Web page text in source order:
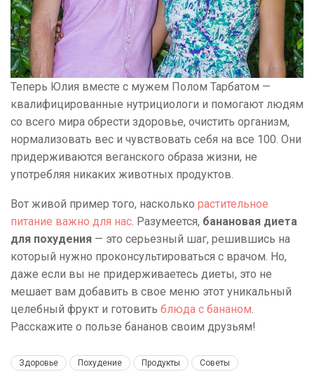
Теперь Юлия вместе с мужем Полом Тарбатом —
квалифицированные нутрициологи и помогают людям
со всего мира обрести здоровье, очистить организм,
нормализовать вес и чувствовать себя на все 100. Они
придерживаются веганского образа жизни, не
употребляя никаких животных продуктов.
Вот живой пример того, насколько растительное
питание важно для нас. Разумеется, банановая диета
для похудения — это серьезный шаг, решившись на
который нужно проконсультироваться с врачом. Но,
даже если вы не придерживаетесь диеты, это не
мешает вам добавить в свое меню этот уникальный
целебный фрукт и готовить блюда с бананом.
Расскажите о пользе бананов своим друзьям!
Здоровье Похудение Продукты Советы